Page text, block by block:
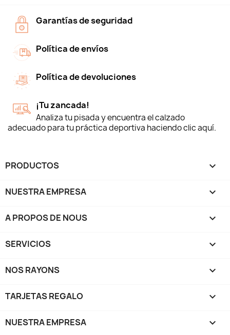
Garantías de seguridad
Política de envíos
Política de devoluciones
¡Tu zancada!
Analiza tu pisada y encuentra el calzado
adecuado para tu práctica deportiva haciendo clic aquí.
PRODUCTOS 
NUESTRA EMPRESA 
A PROPOS DE NOUS 
SERVICIOS 
NOS RAYONS 
TARJETAS REGALO 
NUESTRA EMPRESA 